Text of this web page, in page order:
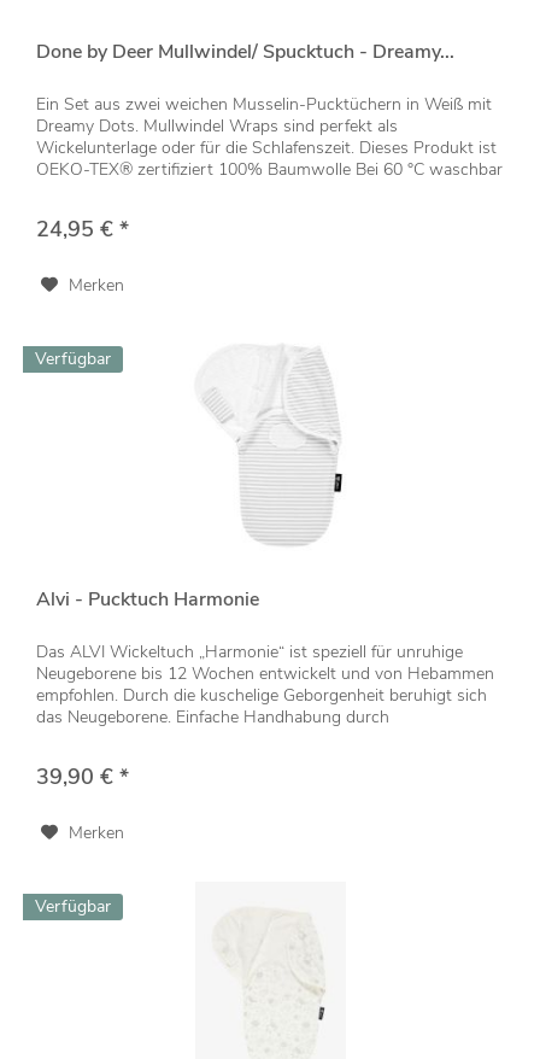
Done by Deer Mullwindel/ Spucktuch - Dreamy...
Ein Set aus zwei weichen Musselin-Pucktüchern in Weiß mit
Dreamy Dots. Mullwindel Wraps sind perfekt als
Wickelunterlage oder für die Schlafenszeit. Dieses Produkt ist
OEKO-TEX® zertifiziert 100% Baumwolle Bei 60 °C waschbar
24,95 € *
Merken
Verfügbar
Alvi - Pucktuch Harmonie
Das ALVI Wickeltuch „Harmonie“ ist speziell für unruhige
Neugeborene bis 12 Wochen entwickelt und von Hebammen
empfohlen. Durch die kuschelige Geborgenheit beruhigt sich
das Neugeborene. Einfache Handhabung durch
39,90 € *
Merken
Verfügbar